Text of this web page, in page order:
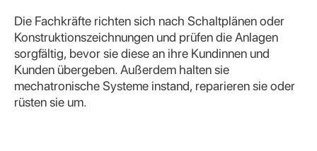
Die Fachkräfte richten sich nach Schaltplänen oder
Konstruktionszeichnungen und prüfen die Anlagen
sorgfältig, bevor sie diese an ihre Kundinnen und
Kunden übergeben. Außerdem halten sie
mechatronische Systeme instand, reparieren sie oder
rüsten sie um.